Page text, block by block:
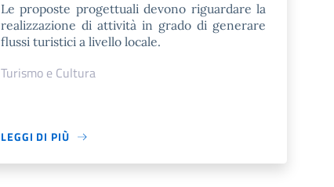
Le proposte progettuali devono riguardare la
realizzazione di attività in grado di generare
flussi turistici a livello locale.
Turismo e Cultura
LEGGI DI PIÙ